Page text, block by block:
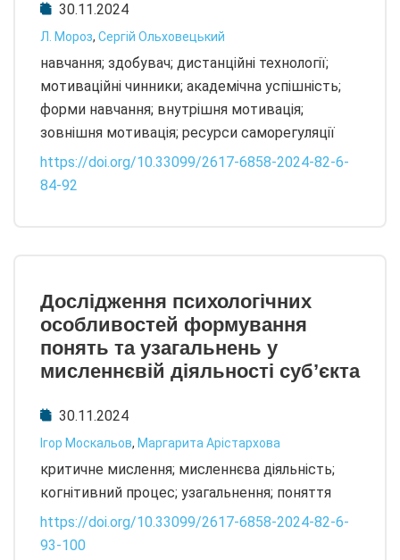
30.11.2024
Л. Мороз, Сергій Ольховецький
навчання; здобувач; дистанційні технології;
мотиваційні чинники; академічна успішність;
форми навчання; внутрішня мотивація;
зовнішня мотивація; ресурси саморегуляції
https://doi.org/10.33099/2617-6858-2024-82-6-
84-92
Дослідження психологічних
особливостей формування
понять та узагальнень у
мисленнєвій діяльності суб’єкта
30.11.2024
Ігор Москальов, Маргарита Арістархова
критичне мислення; мисленнєва діяльність;
когнітивний процес; узагальнення; поняття
https://doi.org/10.33099/2617-6858-2024-82-6-
93-100